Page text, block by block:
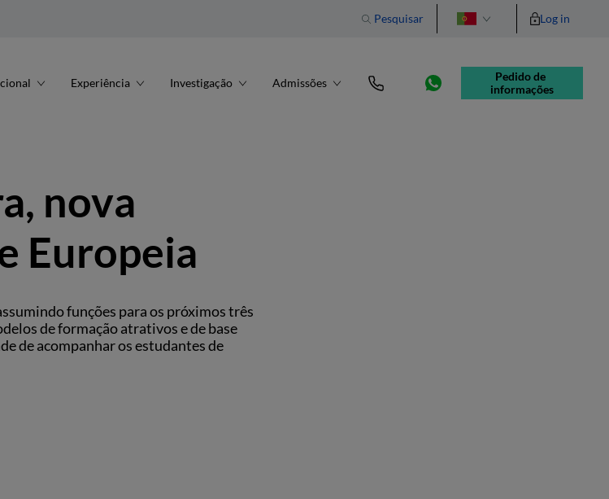
Pesquisar
English
Log in
Experiência Investigação Admissões
Pedido de
informações
nova
Europeia
funções para os próximos três
de formação atrativos e de base
de acompanhar os estudantes de